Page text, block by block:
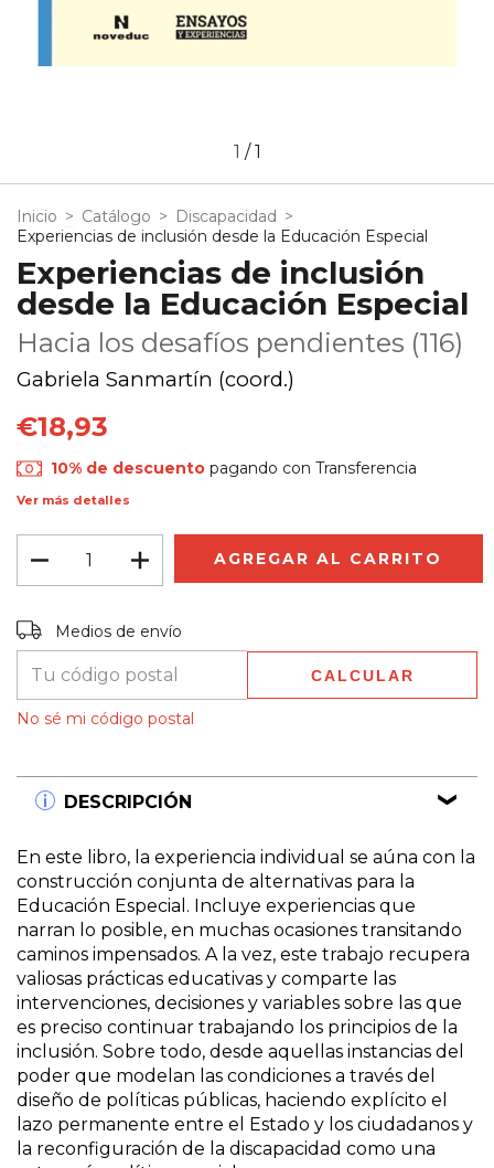
1 /1
Inicio > Catálogo > Discapacidad >
Experiencias de inclusión desde la Educación Especial
Experiencias de inclusión
desde la Educación Especial
Hacia los desafíos pendientes (116)
Gabriela Sanmartín (coord.)
€18,93
10% de descuento pagando con Transferencia
Ver más detalles
Entregas para el CP:
Medios de envío
CALCULAR
No sé mi código postal
DESCRIPCIÓN
En este libro, la experiencia individual se aúna con la
construcción conjunta de alternativas para la
Educación Especial. Incluye experiencias que
narran lo posible, en muchas ocasiones transitando
caminos impensados. A la vez, este trabajo recupera
valiosas prácticas educativas y comparte las
intervenciones, decisiones y variables sobre las que
es preciso continuar trabajando los principios de la
inclusión. Sobre todo, desde aquellas instancias del
poder que modelan las condiciones a través del
diseño de políticas públicas, haciendo explícito el
lazo permanente entre el Estado y los ciudadanos y
la reconfiguración de la discapacidad como una